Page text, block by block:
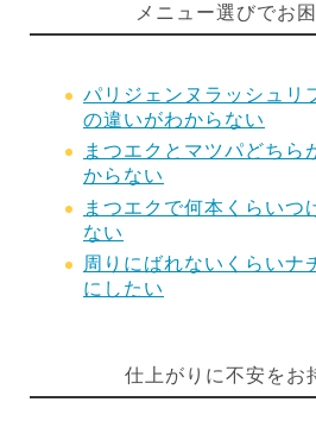
メニュー選びでお
パリジェンヌラッシュリ
の違いがわからない
まつエクとマツパどちら
からない
まつエクで何本くらいつ
ない
周りにばれないくらいナ
にしたい
仕上がりに不安をお